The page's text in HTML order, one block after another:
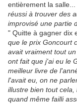
entièrement la
réussi à trouver des
improvisé une partie
" Quitte à gagner dix
que le prix Goncourt
avait vraiment tout
ont fait que j'ai eu le
meilleur livre de
l'avait eu, on ne
illustre bien tout
quand même failli